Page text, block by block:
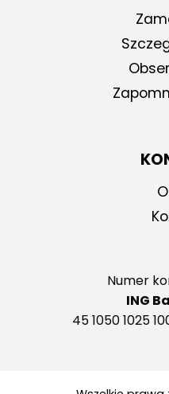
Numer
ING
45 1050 1025